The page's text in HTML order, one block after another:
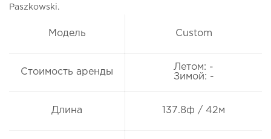
Paszkowski.
Модель Custom
Стоимость аренды
Летом: -
Зимой: -
Длина 137.8ф / 42м